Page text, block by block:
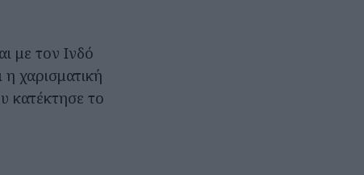
με τον Ινδό
χαρισματική
κατέκτησε το